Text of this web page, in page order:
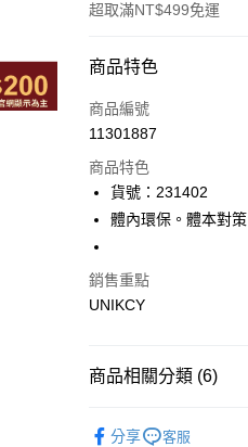
超取滿NT$499免運
付款方式
icash Pay
超商取貨付款
LINE Pay
街口支付
Google Pay
商品特色
商品編號
11301887
商品特色
貨號：231402
體內環保。體本對策
銷售重點
UNIKCY
商品相關分類 (6)
分享 客服